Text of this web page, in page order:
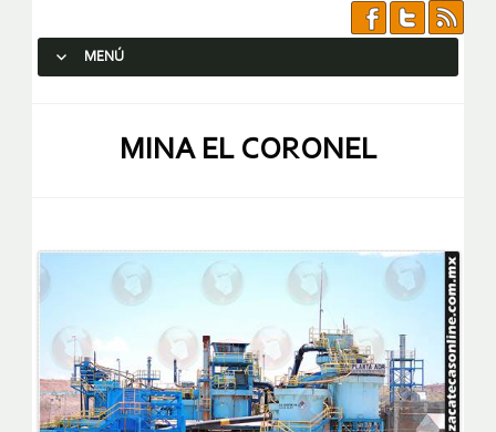
MENÚ
MINA EL CORONEL